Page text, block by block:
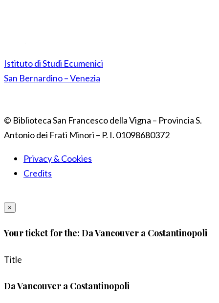
Istituto di Studi Ecumenici
San Bernardino – Venezia
© Biblioteca San Francesco della Vigna – Provincia S.
Antonio dei Frati Minori – P. I. 01098680372
Privacy & Cookies
Credits
×
Your ticket for the: Da Vancouver a Costantinopoli
Title
Da Vancouver a Costantinopoli